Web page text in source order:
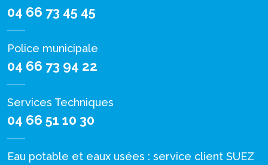
04 66 73 45 45
Police municipale
04 66 73 94 22
Services Techniques
04 66 51 10 30
Eau potable et eaux usées : service client SUEZ